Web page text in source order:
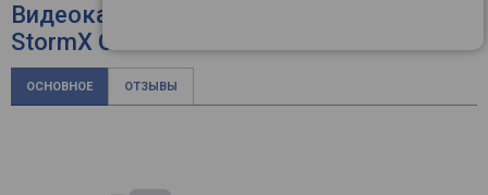
Видеокарта Palit GeForce RTX 3050
StormX OC 6GB
ОСНОВНОЕ ОТЗЫВЫ